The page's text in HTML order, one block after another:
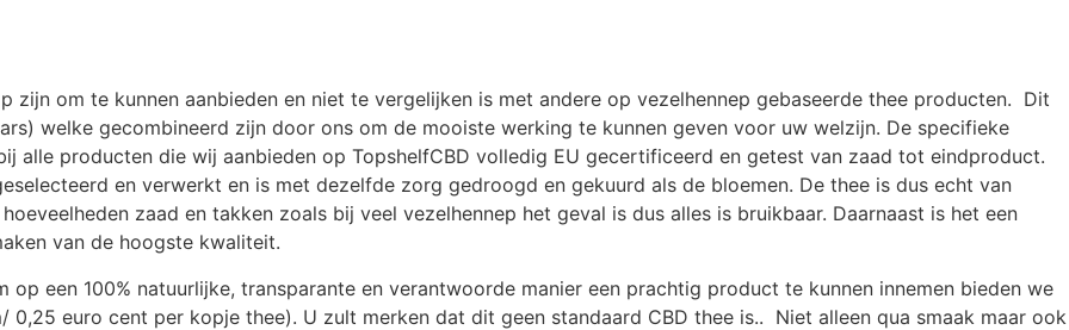
om te kunnen aanbieden en niet te vergelijken is met andere op vezelhennep gebaseerde thee producten. Dit
welke gecombineerd zijn door ons om de mooiste werking te kunnen geven voor uw welzijn. De specifieke
alle producten die wij aanbieden op TopshelfCBD volledig EU gecertificeerd en getest van zaad tot eindproduct.
en verwerkt en is met dezelfde zorg gedroogd en gekuurd als de bloemen. De thee is dus echt van
zaad en takken zoals bij veel vezelhennep het geval is dus alles is bruikbaar. Daarnaast is het een
van de hoogste kwaliteit.
een 100% natuurlijke, transparante en verantwoorde manier een prachtig product te kunnen innemen bieden we
euro cent per kopje thee). U zult merken dat dit geen standaard CBD thee is.. Niet alleen qua smaak maar ook